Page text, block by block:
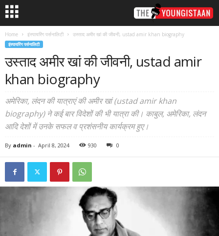
Home इंस्पायरिंग पर्सनालिटी उस्ताद अमीर खां की जीवनी, ustad amir khan biography
इंस्पायरिंग पर्सनालिटी
उस्ताद अमीर खां की जीवनी, ustad amir
khan biography
अमेरिका, लंदन की यात्राएं की अमीर खां (ustad amir khan
biography) ने कई बार विदेशों की भी यात्रा की। काबुल, अमेरिका, लंदन
आदि देशों में उनके सफल व प्रशंसनीय कार्यक्रम हुए।
By admin - April 8, 2024 930 0